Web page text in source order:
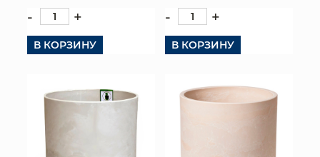
- +
В КОРЗИНУ
- +
В КОРЗИНУ